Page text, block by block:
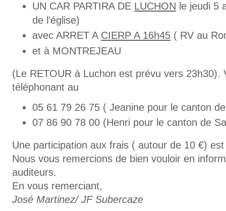
UN CAR PARTIRA DE LUCHON le jeudi 5
de l'église)
avec ARRET A CIERP A 16h45 ( RV au
et à MONTREJEAU
(Le RETOUR à Luchon est prévu vers 23h30).
téléphonant au
05 61 79 26 75 ( Jeanine pour le canton
07 86 90 78 00 (Henri pour le canton de
Une participation aux frais ( autour de 10 €)
Nous vous remercions de bien vouloir en
auditeurs.
En vous remerciant,
José Martinez/ JF Subercaze